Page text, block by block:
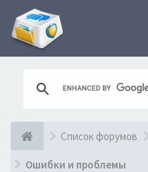
Список форумов
Ошибки и проблемы